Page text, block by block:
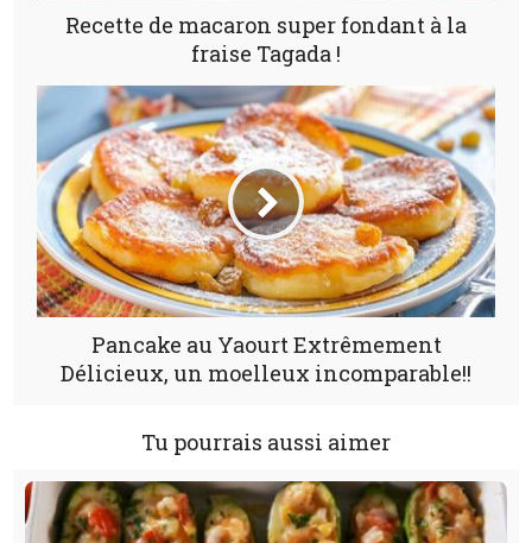
Recette de macaron super fondant à la
fraise Tagada !
Pancake au Yaourt Extrêmement
Délicieux, un moelleux incomparable!!
Tu pourrais aussi aimer